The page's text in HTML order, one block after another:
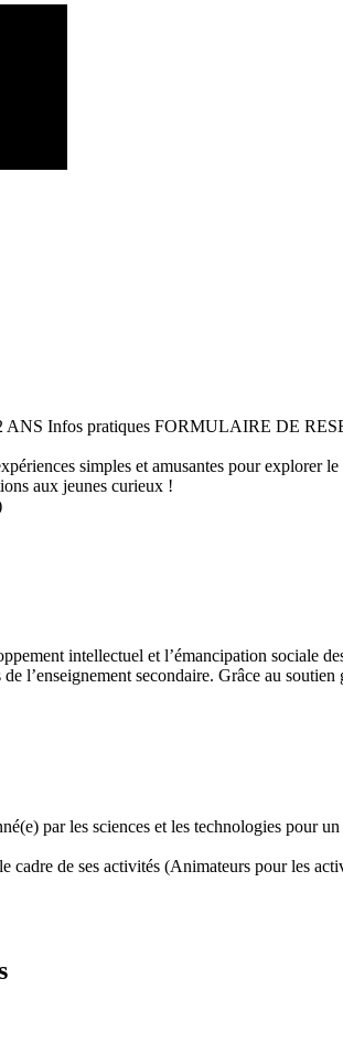
Infos pratiques FORMULAIRE DE
simples et amusantes pour
aux jeunes curieux !
intellectuel et l’émancipation sociale
l’enseignement secondaire. Grâce au
par les sciences et les technologies pour
de ses activités (Animateurs pour les